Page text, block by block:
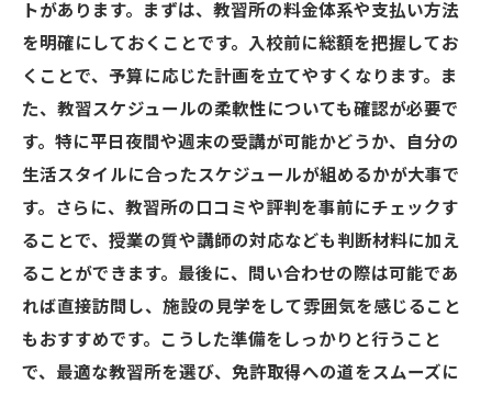
トがあります。まずは、教習所の料金体系や支払い方法
を明確にしておくことです。入校前に総額を把握してお
くことで、予算に応じた計画を立てやすくなります。ま
た、教習スケジュールの柔軟性についても確認が必要で
す。特に平日夜間や週末の受講が可能かどうか、自分の
生活スタイルに合ったスケジュールが組めるかが大事で
す。さらに、教習所の口コミや評判を事前にチェックす
ることで、授業の質や講師の対応なども判断材料に加え
ることができます。最後に、問い合わせの際は可能であ
れば直接訪問し、施設の見学をして雰囲気を感じること
もおすすめです。こうした準備をしっかりと行うこと
で、最適な教習所を選び、免許取得への道をスムーズに